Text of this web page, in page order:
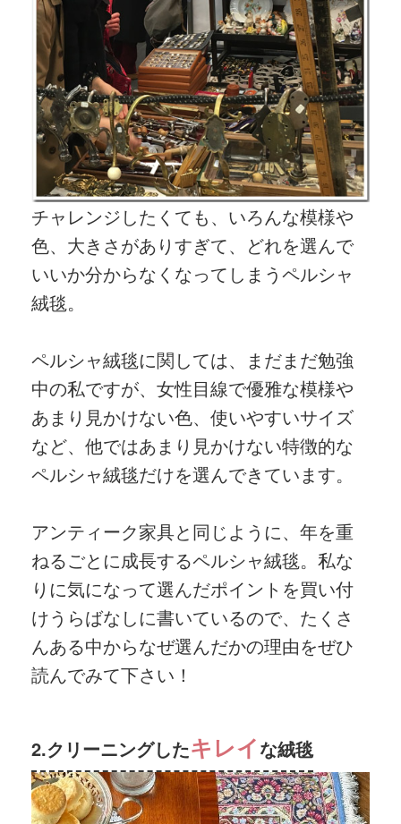
チャレンジしたくても、いろんな模様や
色、大きさがありすぎて、どれを選んで
いいか分からなくなってしまうペルシャ
絨毯。
ペルシャ絨毯に関しては、まだまだ勉強
中の私ですが、女性目線で優雅な模様や
あまり見かけない色、使いやすいサイズ
など、他ではあまり見かけない特徴的な
ペルシャ絨毯だけを選んできています。
アンティーク家具と同じように、年を重
ねるごとに成長するペルシャ絨毯。私な
りに気になって選んだポイントを買い付
けうらばなしに書いているので、たくさ
んある中からなぜ選んだかの理由をぜひ
読んでみて下さい！
2.クリーニングしたキレイな絨毯